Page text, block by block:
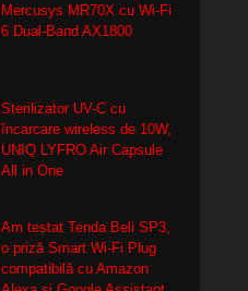
Mercusys MR70X cu Wi-Fi
6 Dual-Band AX1800
Sterilizator UV-C cu
încarcare wireless de 10W,
UNIQ LYFRO Air Capsule
All in One
Am testat Tenda Beli SP3,
o priză Smart Wi-Fi Plug
compatibilă cu Amazon